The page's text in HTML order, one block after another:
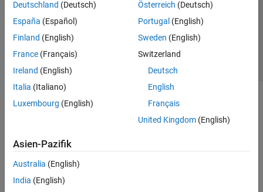
Deutschland (Deutsch)
España (Español)
Finland (English)
France (Français)
Ireland (English)
Italia (Italiano)
Luxembourg (English)
Österreich (Deutsch)
Portugal (English)
Sweden (English)
Switzerland
Deutsch
English
Français
United Kingdom(English)
Asien-Pazifik
Australia (English)
India (English)
© 1994-2026 The MathWorks, Inc.
Website auswählen
Deutschland